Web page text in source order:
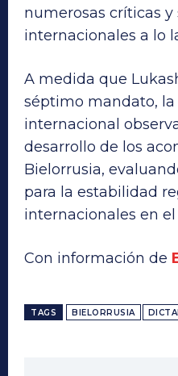
numerosas críticas y
internacionales a lo
A medida que
séptimo mandato,
internacional
desarrollo de los
Bielorrusia,
para la estabilidad
internacionales en
Con información de
TAGS BIELORRUSIA